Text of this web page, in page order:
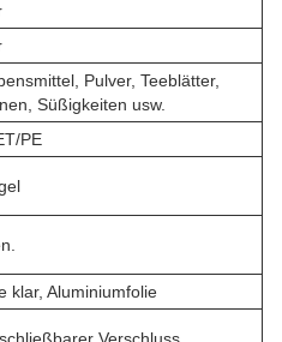
Pulver, Teeblätter,
Süßigkeiten usw.
PE
klar, Aluminiumfolie